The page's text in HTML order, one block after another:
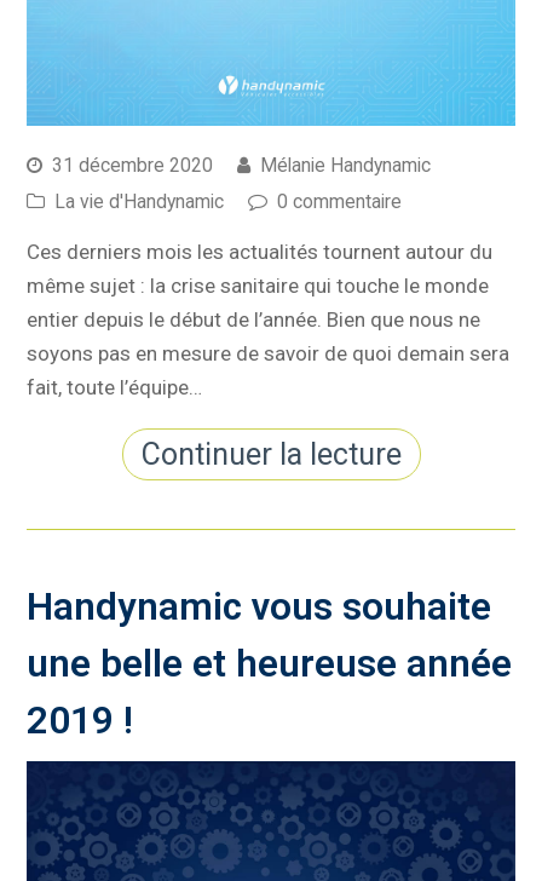
31 décembre 2020
Mélanie Handynamic
La vie d'Handynamic
0 commentaire
Ces derniers mois les actualités tournent autour du
même sujet : la crise sanitaire qui touche le monde
entier depuis le début de l’année. Bien que nous ne
soyons pas en mesure de savoir de quoi demain sera
fait, toute l’équipe…
Continuer la lecture
Handynamic vous souhaite
une belle et heureuse année
2019 !